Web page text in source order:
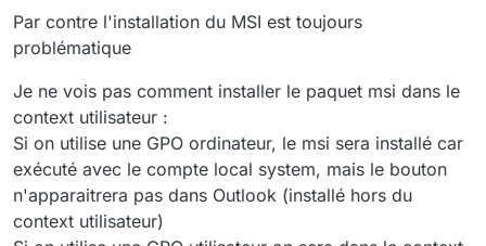
Par contre l'installation du MSI est toujours
problématique
Je ne vois pas comment installer le paquet msi dans le
context utilisateur :
Si on utilise une GPO ordinateur, le msi sera installé car
exécuté avec le compte local system, mais le bouton
n'apparaitrera pas dans Outlook (installé hors du
context utilisateur)